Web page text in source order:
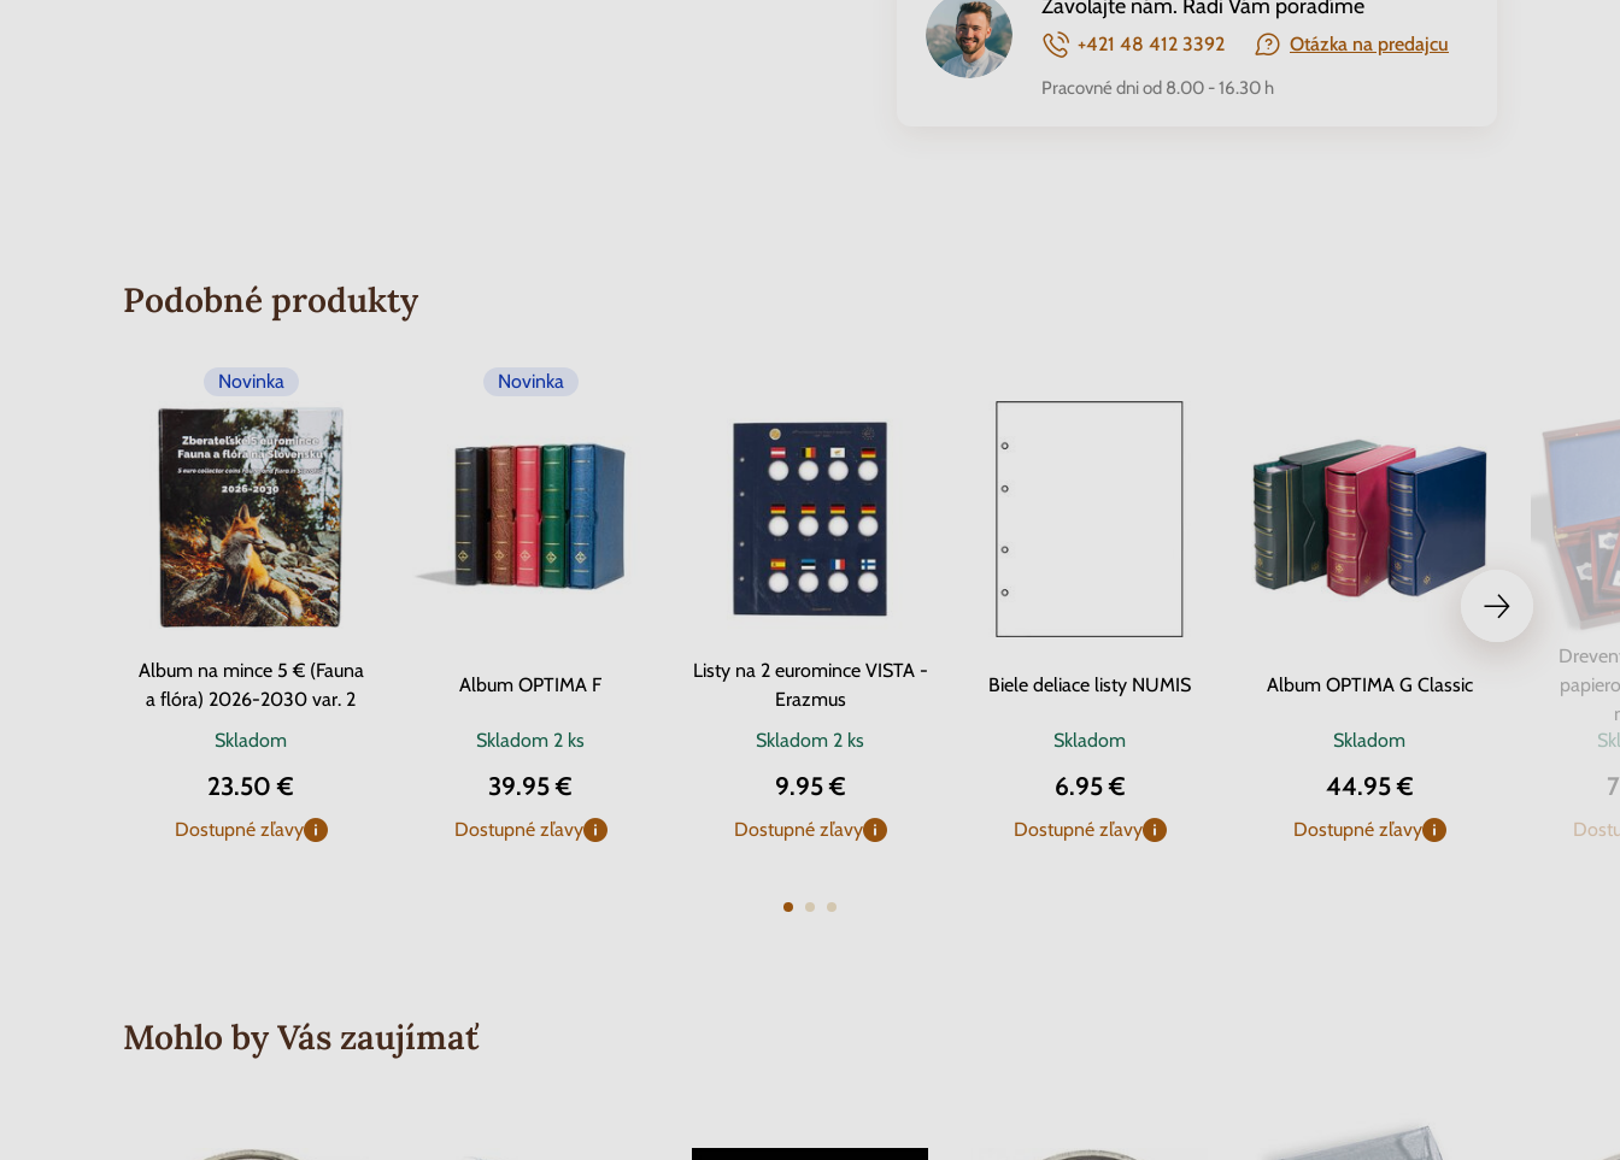
Zavolajte nám. Radi Vám poradíme
+421 48 412 3392 Otázka na predajcu
Pracovné dni od 8.00 - 16.30 h
Podobné produkty
Novinka
Album na mince 5 € (Fauna
a flóra) 2026-2030 var. 2
Skladom
23.50 €
Dostupné zľavy
Novinka
Album OPTIMA F
Skladom 2 ks
39.95 €
Dostupné zľavy
Listy na 2 euromince VISTA -
Erazmus
Skladom 2 ks
9.95 €
Dostupné zľavy
Biele deliace listy NUMIS
Skladom
6.95 €
Dostupné zľavy
Album OPTIMA G Classic
Skladom
44.95 €
Dostupné zľavy
Mohlo by Vás zaujímať